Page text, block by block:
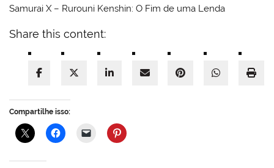
Samurai X – Rurouni Kenshin: O Fim de uma Lenda
Share this content:
Compartilhe isso: